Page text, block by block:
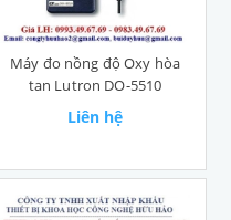
Máy đo nồng độ Oxy hòa
tan Lutron DO-5510
Liên hệ